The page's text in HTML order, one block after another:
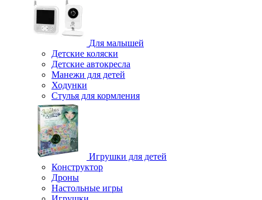
Для малышей
Детские коляски
Детские автокресла
Манежи для детей
Ходунки
Стулья для кормления
Игрушки для детей
Конструктор
Дроны
Настольные игры